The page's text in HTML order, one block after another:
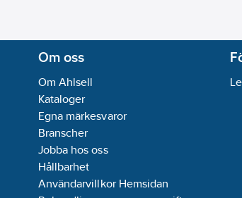
Om oss
Om Ahlsell
Kataloger
Egna märkesvaror
Branscher
Jobba hos oss
Hållbarhet
Användarvillkor Hemsidan